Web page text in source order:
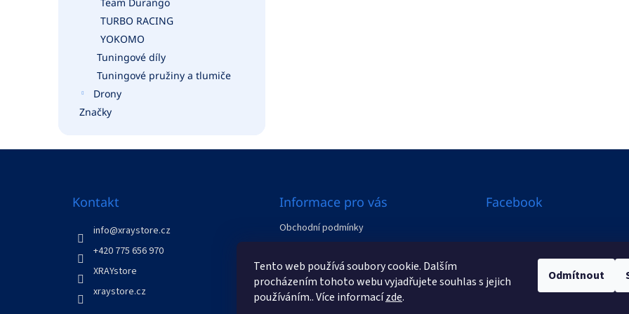
Tento web používá soubory cookie. Dalším
procházením tohoto webu vyjadřujete souhlas s jejich
používáním.. Více informacízde.
Odmítnout
TURBO RACING
YOKOMO
Tuningové díly
Tuningové pružiny a tlumiče
Drony
Značky
Kontakt
info@xraystore.cz
+420 775 656 970
XRAYstore
xraystore.cz
Informace pro vás
Obchodní podmínky
Odstoupení od smlouvy
Kontakty
Facebook